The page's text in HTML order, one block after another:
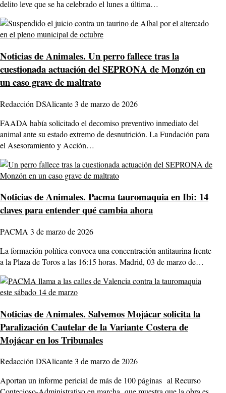
delito leve que se ha celebrado el lunes a última…
Noticias de Animales. Un perro fallece tras la
cuestionada actuación del SEPRONA de Monzón en
un caso grave de maltrato
Redacción DSAlicante3 de marzo de 2026
FAADA había solicitado el decomiso preventivo inmediato del
animal ante su estado extremo de desnutrición. La Fundación para
el Asesoramiento y Acción…
Noticias de Animales. Pacma tauromaquia en Ibi: 14
claves para entender qué cambia ahora
PACMA 3 de marzo de 2026
La formación política convoca una concentración antitaurina frente
a la Plaza de Toros a las 16:15 horas. Madrid, 03 de marzo de…
Noticias de Animales. Salvemos Mojácar solicita la
Paralización Cautelar de la Variante Costera de
Mojácar en los Tribunales
Redacción DSAlicante3 de marzo de 2026
Aportan un informe pericial de más de 100 páginas al Recurso